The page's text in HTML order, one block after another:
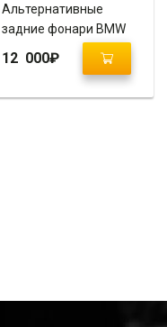
Альтернативные
задние фонари BMW
Design на Hyundai
12 000₽